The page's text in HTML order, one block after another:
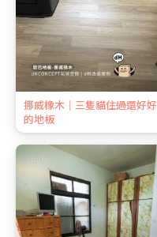
挪威橡木｜三隻貓住過還好好
的地板